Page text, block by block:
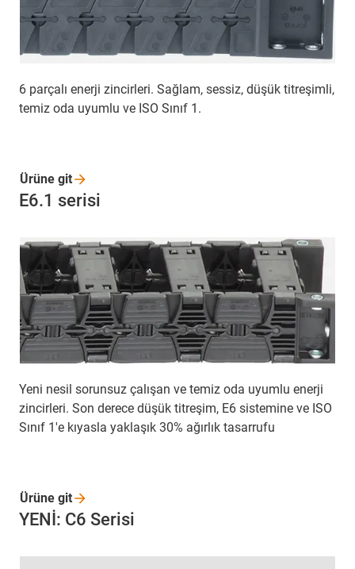
6 parçalı enerji zincirleri. Sağlam, sessiz, düşük titreşimli,
temiz oda uyumlu ve ISO Sınıf 1.
E6.1 serisi
Yeni nesil sorunsuz çalışan ve temiz oda uyumlu enerji
zincirleri. Son derece düşük titreşim, E6 sistemine ve ISO
Sınıf 1'e kıyasla yaklaşık 30% ağırlık tasarrufu
Ürüne git
YENİ: C6 Serisi
Ürüne git